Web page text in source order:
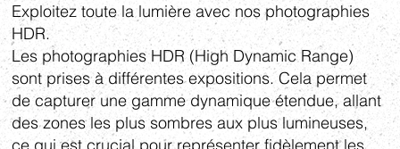
Exploitez toute la lumière avec nos photographies
HDR.
Les photographies HDR (High Dynamic Range)
sont prises à différentes expositions. Cela permet
de capturer une gamme dynamique étendue, allant
des zones les plus sombres aux plus lumineuses,